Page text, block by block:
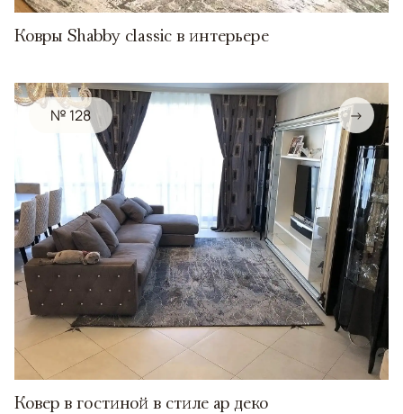
Ковры Shabby classic в интерьере
№ 128 →
Ковер в гостиной в стиле ар деко